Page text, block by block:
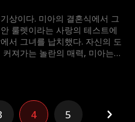
상이다. 미아의 결혼식에서 그
룰렛이라는 사랑의 테스트에
서 그녀를 납치했다. 자신의 도
져가는 놀란의 매력, 미아는
4 5